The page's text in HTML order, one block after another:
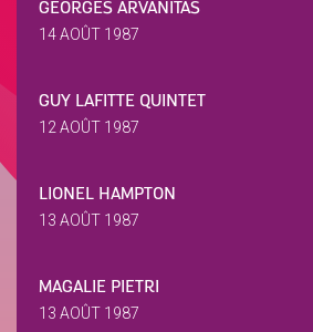
GEORGES ARVANITAS
14 AOÛT 1987
GUY LAFITTE QUINTET
12 AOÛT 1987
LIONEL HAMPTON
13 AOÛT 1987
MAGALIE PIETRI
13 AOÛT 1987